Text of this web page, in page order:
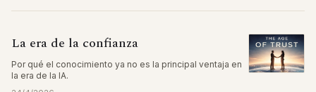
La era de la confianza
Por qué el conocimiento ya no es la principal ventaja en
la era de la IA.